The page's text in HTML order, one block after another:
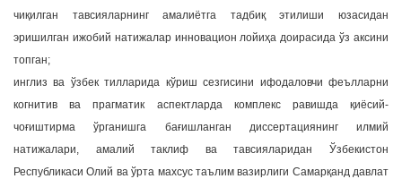
чиқилган тавсияларнинг амалиётга тадбиқ этилиши юзасидан
эришилган ижобий натижалар инновацион лойиҳа доирасида ўз аксини
топган;
инглиз ва ўзбек тилларида кўриш сезгисини ифодаловчи феълларни
когнитив ва прагматик аспектларда комплекс равишда қиёсий-
чоғиштирма ўрганишга бағишланган диссертациянинг илмий
натижалари, амалий таклиф ва тавсияларидан Ўзбекистон
Республикаси Олий ва ўрта махсус таълим вазирлиги Самарқанд давлат